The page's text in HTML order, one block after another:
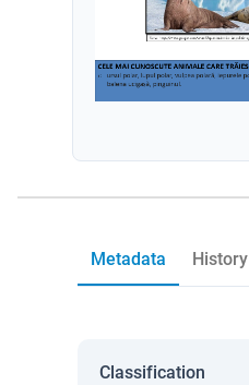
Metadata History
Classification